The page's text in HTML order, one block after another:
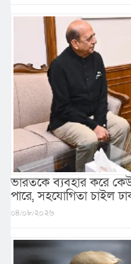
ভারতকে ব্যবহার করে কেউ
পারে, সহযোগিতা চাইল
০৪/০৮/২০২৬